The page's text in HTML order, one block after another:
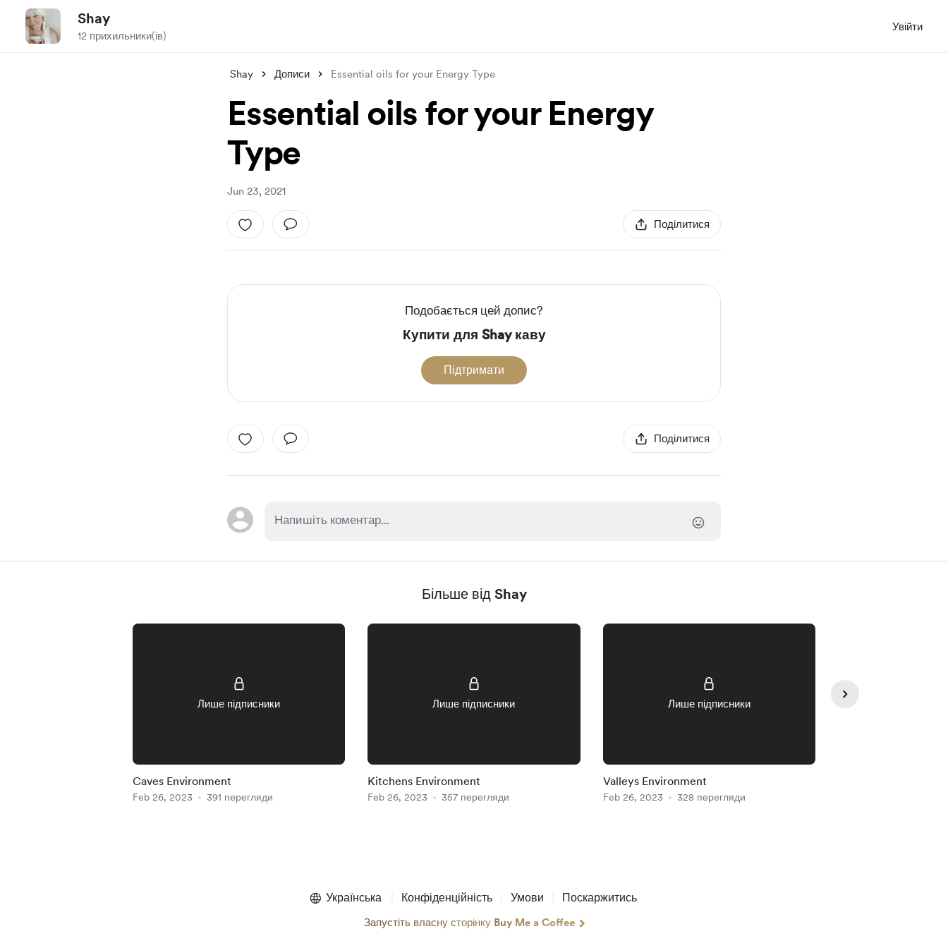
Shay
12 прихильники(ів)
Увійти
Shay Дописи Essential oils for your Energy Type
Essential oils for your Energy
Type
Jun 23, 2021
Поділитися
Подобається цей допис?
Купити для Shay каву
Підтримати
Поділитися
Більше від Shay
Лише підписники
Caves Environment
Feb 26, 2023 391 перегляди
Лише підписники
Kitchens Environment
Feb 26, 2023 357 перегляди
Лише підписники
Valleys Environment
Feb 26, 2023 328 перегляди
Українська Конфіденційність Умови Поскаржитись
Запустіть власну сторінку Buy Me a Coffee